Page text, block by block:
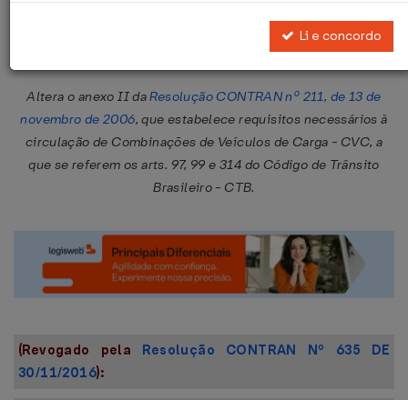
Altera o anexo II daResolução CONTRAN nº 211, de 13 de
novembro de 2006, que estabelece requisitos necessários à
circulação de Combinações de Veículos de Carga - CVC, a
que se referem os arts. 97, 99 e 314 do Código de Trânsito
Brasileiro - CTB.
(Revogado pela Resolução CONTRAN Nº 635 DE
30/11/2016):
Li e concordo